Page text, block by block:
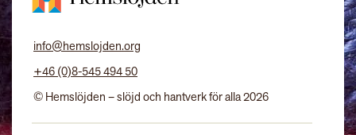
info@hemslojden.org
+46 (0)8-545 494 50
© Hemslöjden – slöjd och hantverk för alla 2026